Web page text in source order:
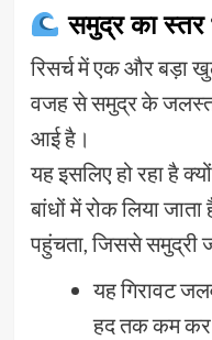
समुद्र का स्तर
रिसर्च में एक और बड़ा
वजह से समुद्र के
आई है।
यह इसलिए हो रहा है
बांधों में रोक लिया
पहुंचता, जिससे समुद्री
यह गिरावट
हद तक कम कर